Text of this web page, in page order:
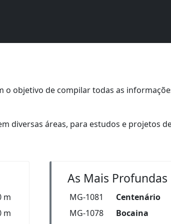
o objetivo de compilar todas as
diversas áreas, para estudos e projetos